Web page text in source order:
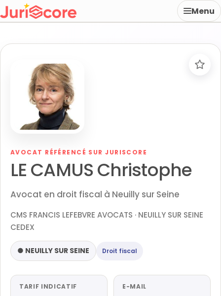
Menu
AVOCAT RÉFÉRENCÉ SUR JURISCORE
LE CAMUS Christophe
Avocat en droit fiscal à Neuilly sur Seine
CMS FRANCIS LEFEBVRE AVOCATS · NEUILLY SUR SEINE
CEDEX
● NEUILLY SUR SEINE Droit fiscal
TARIF INDICATIF E-MAIL